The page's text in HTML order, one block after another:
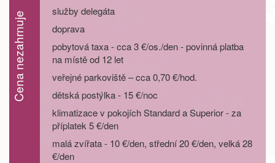
05.09. - 08.09.26
4 dny
05.09. - 09.09.26 5 dní 12 200 Kč objednej
05.09. - 10.09.26 6 dní 15 000 Kč
05.09. - 12.09.26 8 dní 20 600 Kč objednej
12.09. - 15.09.26 4 dny 8 400 Kč objednej
Cena nezahrnuje
služby delegáta
doprava
pobytová taxa - cca 3 €/os./den - povinná platba
na místě od 12 let
veřejné parkoviště – cca 0,70 €/hod.
dětská postýlka - 15 €/noc
klimatizace v pokojích Standard a Superior - za
příplatek 5 €/den
malá zvířata - 10 €/den, střední 20 €/den, velká 28
€/den